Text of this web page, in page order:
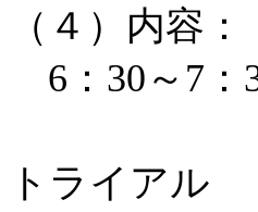
（４）内容：
6：30～7
トライアル